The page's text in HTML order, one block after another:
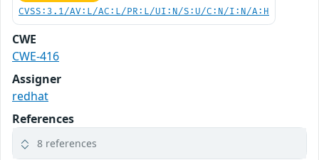
CVSS:3.1/AV:L/AC:L/PR:L/UI:N/S:U/C:N/I:N/A:H
CWE
CWE-416
Assigner
redhat
References
8 references